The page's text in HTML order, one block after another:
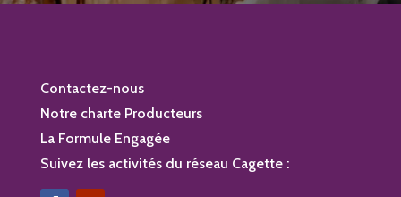
Contactez-nous
Notre charte Producteurs
La Formule Engagée
Suivez les activités du réseau Cagette :